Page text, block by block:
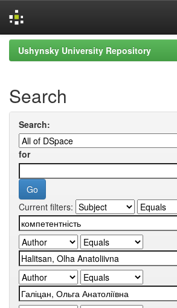
Skip
navigation
Ushynsky University Repository
Search
Search:
for
Current filters: